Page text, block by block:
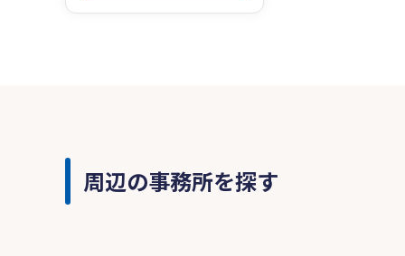
周辺の事務所を探す